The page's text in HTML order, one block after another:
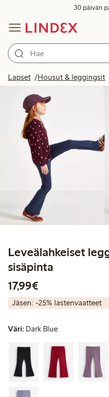
30 päivän
Lapset Housut & leggingsit
Leveälahkeiset
sisäpinta
17,99€
Jäsen: -25% lastenvaatteet
Väri: Dark Blue